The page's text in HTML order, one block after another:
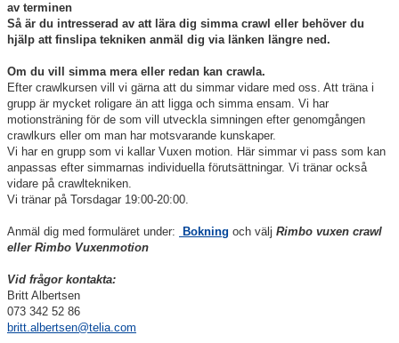
Kontakt
av terminen
Så är du intresserad av att lära dig simma crawl eller behöver du
hjälp att finslipa tekniken anmäl dig via länken längre ned.
Om du vill simma mera eller redan kan crawla.
Efter crawlkursen vill vi gärna att du simmar vidare med oss. Att träna i
grupp är mycket roligare än att ligga och simma ensam. Vi har
motionsträning för de som vill utveckla simningen efter genomgången
crawlkurs eller om man har motsvarande kunskaper.
Vi har en grupp som vi kallar Vuxen motion. Här simmar vi pass som kan
anpassas efter simmarnas individuella förutsättningar. Vi tränar också
vidare på crawltekniken.
Vi tränar på Torsdagar 19:00-20:00.
Anmäl dig med formuläret under: Bokning och välj Rimbo vuxen crawl
eller Rimbo Vuxenmotion
Vid frågor kontakta:
Britt Albertsen
073 342 52 86
britt.albertsen@telia.com